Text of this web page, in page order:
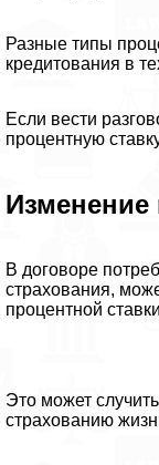
Разные типы
кредитования в
Если вести
процентную
Изменение
В договоре
страхования,
процентной
Это может
страхованию